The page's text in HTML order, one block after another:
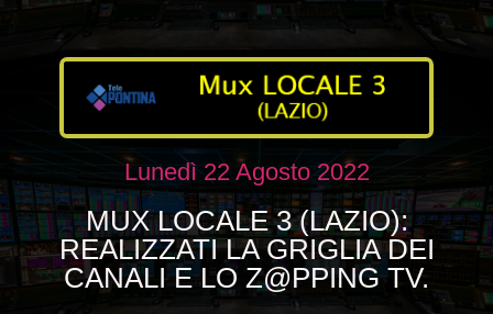
Lunedì 22 Agosto 2022
MUX LOCALE 3 (LAZIO):
REALIZZATI LA GRIGLIA DEI
CANALI E LO Z@PPING TV.